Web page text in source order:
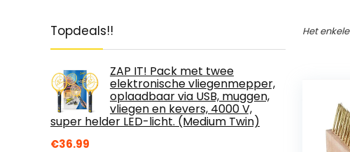
Topdeals!!
ZAP IT! Pack met twee
elektronische vliegenmepper,
oplaadbaar via USB, muggen,
vliegen en kevers, 4000 V,
super helder LED-licht. (Medium Twin)
€36.99
Het